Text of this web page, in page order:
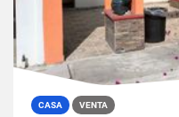
CASA VENTA